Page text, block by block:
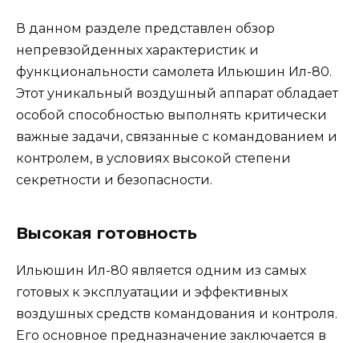
В данном разделе представлен обзор
непревзойденных характеристик и
функциональности самолета Ильюшин Ил-80.
Этот уникальный воздушный аппарат обладает
особой способностью выполнять критически
важные задачи, связанные с командованием и
контролем, в условиях высокой степени
секретности и безопасности.
Высокая готовность
Ильюшин Ил-80 является одним из самых
готовых к эксплуатации и эффективных
воздушных средств командования и контроля.
Его основное предназначение заключается в